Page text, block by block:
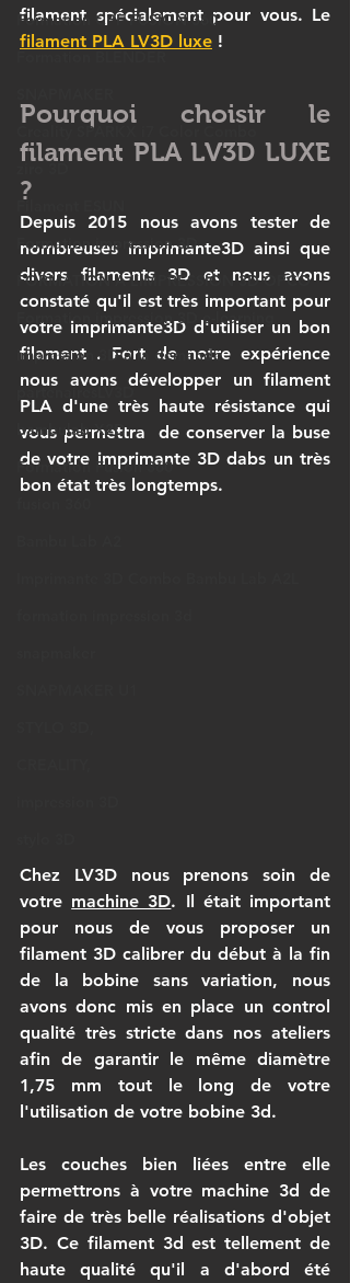
Formation CPF FUSION 360
Creality SPARKX i7 Color Combo
Filament ESUN
Formation impression 3D
FORMATION À L’IMPRESSION 3D OPCO
Formation impression 3D e-learning
impression 3D à la demande
partenairesLV3D
bambulab X2D
Formation Fusion 360
filament PLA LV3D luxe !
Pourquoi choisir le
filament PLA LV3D LUXE
?
Depuis 2015 nous avons tester de
nombreuses imprimante3D ainsi que
divers filaments 3D et nous avons
constaté qu'il est très important pour
votre imprimante3D d'utiliser un bon
filament . Fort de notre expérience
nous avons développer un filament
PLA d'une très haute résistance qui
vous permettra  de conserver la buse
de votre imprimante 3D dabs un très
bon état très longtemps.
Chez LV3D nous prenons soin de
votre machine 3D. Il était important
pour nous de vous proposer un
filament 3D calibrer du début à la fin
de la bobine sans variation, nous
avons donc mis en place un control
qualité très stricte dans nos ateliers
afin de garantir le même diamètre
1,75 mm tout le long de votre
l'utilisation de votre bobine 3d.
Les couches bien liées entre elle
permettrons à votre machine 3d de
faire de très belle réalisations d'objet
3D. Ce filament 3d est tellement de
haute qualité qu'il a d'abord été